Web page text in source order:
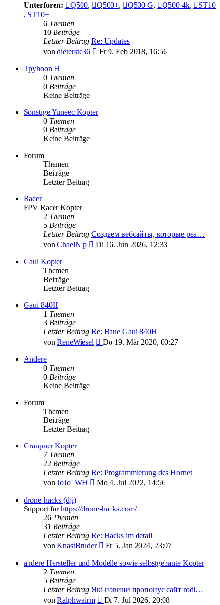
Unterforen:
Q500, Q500+, Q500 G, Q500 4k,
ST10
, ST10+
6 Themen
10 Beiträge
Letzter Beitrag Re: Updates
von dieterste36
Neuester
Fr 9. Feb 2018, 16:56
Tpyhoon H
0 Themen
0 Beiträge
Keine Beiträge
Sonstige Yuneec Kopter
0 Themen
0 Beiträge
Keine Beiträge
Forum
Themen
Beiträge
Letzter Beitrag
Racer
FPV Racer Kopter
2 Themen
5 Beiträge
Letzter Beitrag Создаем вебсайты, которые реа…
von ChaelNip
Neuester
Di 16. Jun 2026, 12:33
Gaui Kopter
Themen
Beiträge
Letzter Beitrag
Gaui 840H
1 Themen
3 Beiträge
Letzter Beitrag Re: Baue Gaui 840H
von ReneWiesel
Neuester
Do 19. Mär 2020, 00:27
Andere
0 Themen
0 Beiträge
Keine Beiträge
Forum
Themen
Beiträge
Letzter Beitrag
Graupner Kopter
7 Themen
22 Beiträge
Letzter Beitrag Re: Programmierung des Hornet
von JoJo_WH
Neuester
Mo 4. Jul 2022, 14:56
drone-hacks (dji)
Support forhttps://drone-hacks.com/
26 Themen
31 Beiträge
Letzter Beitrag Re: Hacks im detail
von KnastBruder
Neuester
Fr 5. Jan 2024, 23:07
andere Hersteller und Modelle sowie selbstgebaute Kopter
2 Themen
5 Beiträge
Letzter Beitrag Які новини пропонує сайт rodi…
von Ralphwairm
Neuester
Di 7. Jul 2026, 20:08